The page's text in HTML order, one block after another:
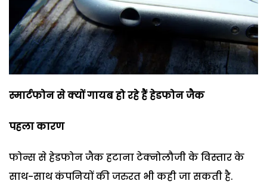
स्मार्टफोन से क्यों गायब हो रहे हैं हेडफोन जैक
पहला कारण
फोन्स से हेडफोन जैक हटाना टेक्नोलौजी के विस्तार के
साथ-साथ कंपनियों की जरुरत भी कही जा सकती है.